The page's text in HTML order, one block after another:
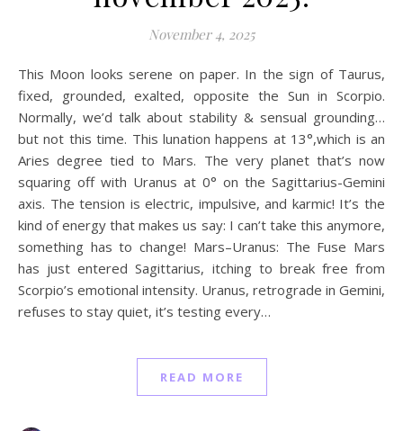
November 4, 2025
This Moon looks serene on paper. In the sign of Taurus,
fixed, grounded, exalted, opposite the Sun in Scorpio.
Normally, we’d talk about stability & sensual grounding…
but not this time. This lunation happens at 13°,which is an
Aries degree tied to Mars. The very planet that’s now
squaring off with Uranus at 0° on the Sagittarius-Gemini
axis. The tension is electric, impulsive, and karmic! It’s the
kind of energy that makes us say: I can’t take this anymore,
something has to change! Mars–Uranus: The Fuse Mars
has just entered Sagittarius, itching to break free from
Scorpio’s emotional intensity. Uranus, retrograde in Gemini,
refuses to stay quiet, it’s testing every…
READ MORE